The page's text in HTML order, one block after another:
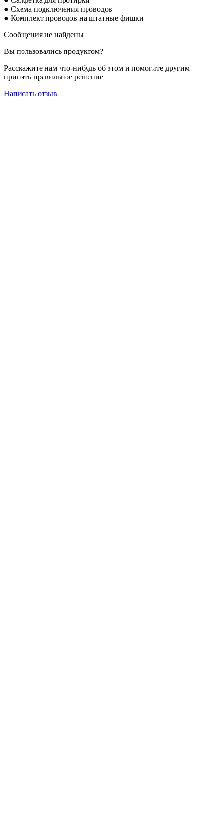
● Схема подключения проводов
● Комплект проводов на штатные фишки
Сообщения не найдены
Вы пользовались продуктом?
Расскажите нам что-нибудь об этом и помогите другим
принять правильное решение
Написать отзыв